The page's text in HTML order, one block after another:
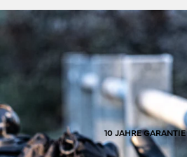
10 JAHRE GARANTIE
verlassen sich darauf, den Lärm
Allround-Tauglichkeit inspiriert viele
an ihrem Expeditionsrad zu